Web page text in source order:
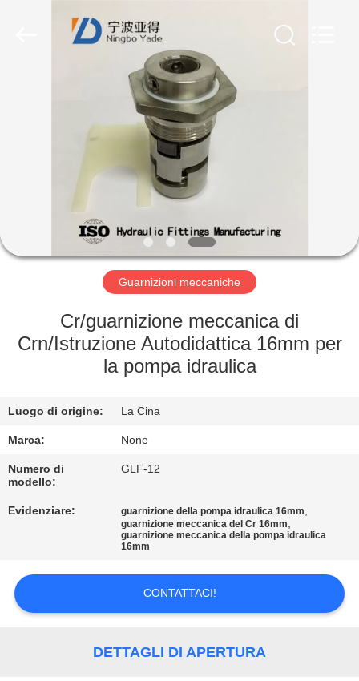
PRODOTTI
GIRO
FABBRICA
CONTROLLO
QUALITÀ
CONTATTICI
RICHIEDA
CITAZIONE
MAPPA
Guarnizioni meccaniche
Cr/guarnizione meccanica di
Crn/Istruzione Autodidattica 16mm per
la pompa idraulica
Luogo di origine: La Cina
Marca: None
Numero di
modello:
GLF-12
Evidenziare: guarnizione della pompa idraulica 16mm,
guarnizione meccanica del Cr 16mm,
guarnizione meccanica della pompa idraulica
16mm
CONTATTACI!
DETTAGLI DI APERTURA